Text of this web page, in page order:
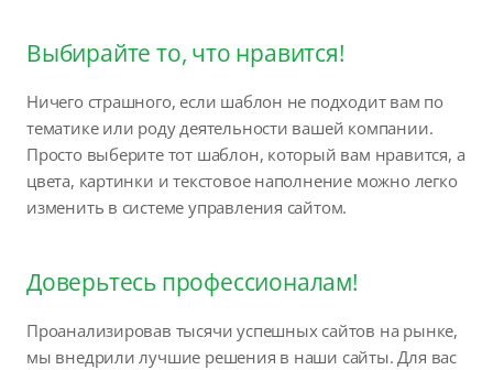
Выбирайте то, что нравится!
Ничего страшного, если шаблон не подходит вам по
тематике или роду деятельности вашей компании.
Просто выберите тот шаблон, который вам нравится, а
цвета, картинки и текстовое наполнение можно легко
изменить в системе управления сайтом.
Доверьтесь профессионалам!
Проанализировав тысячи успешных сайтов на рынке,
мы внедрили лучшие решения в наши сайты. Для вас